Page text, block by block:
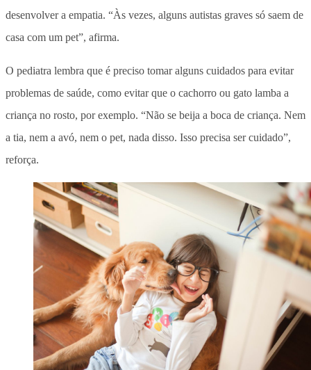
desenvolver a empatia. “Às vezes, alguns autistas graves só saem de
casa com um pet”, afirma.
O pediatra lembra que é preciso tomar alguns cuidados para evitar
problemas de saúde, como evitar que o cachorro ou gato lamba a
criança no rosto, por exemplo. “Não se beija a boca de criança. Nem
a tia, nem a avó, nem o pet, nada disso. Isso precisa ser cuidado”,
reforça.